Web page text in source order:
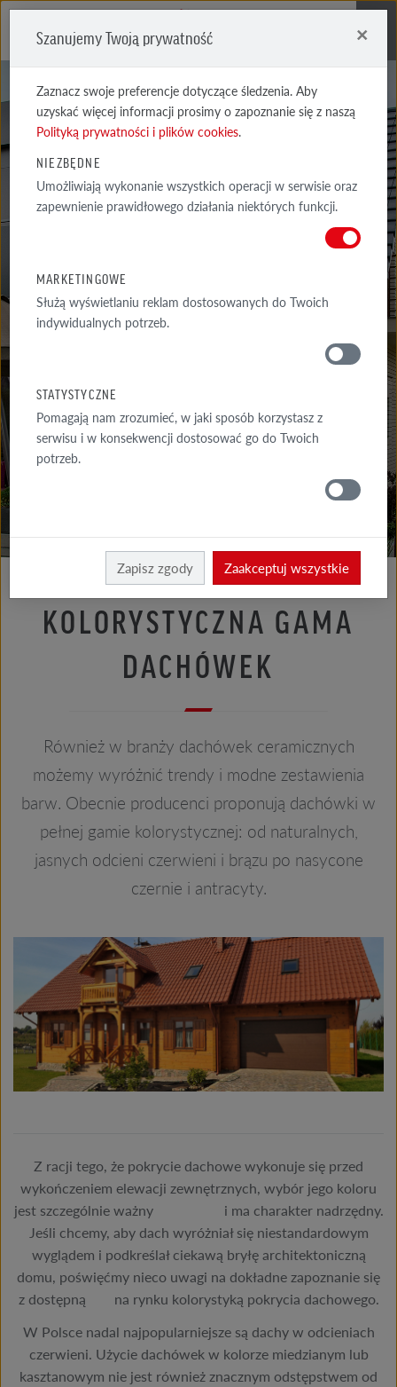
PORADY
PORADY
ELEWACJA
KOLORYSTYCZNA GAMA
DACHÓWEK
Również w branży dachówek ceramicznych
możemy wyróżnić trendy i modne zestawienia
barw. Obecnie producenci proponują dachówki w
pełnej gamie kolorystycznej: od naturalnych,
jasnych odcieni czerwieni i brązu po nasycone
czernie i antracyty.
Z racji tego, że pokrycie dachowe wykonuje się przed
wykończeniem elewacji zewnętrznych, wybór jego koloru
jest szczególnie ważny i ma charakter nadrzędny.
Jeśli chcemy, aby dach wyróżniał się niestandardowym
wyglądem i podkreślał ciekawą bryłę architektoniczną
domu, poświęćmy nieco uwagi na dokładne zapoznanie się
z dostępną na rynku kolorystyką pokrycia dachowego.
W Polsce nadal najpopularniejsze są dachy w odcieniach
czerwieni. Użycie dachówek w kolorze miedzianym lub
kasztanowym nie jest również znacznym odstępstwem od
Szanujemy Twoją prywatność ×
Zaznacz swoje preferencje dotyczące śledzenia. Aby
uzyskać więcej informacji prosimy o zapoznanie się z naszą
Polityką prywatności i plików cookies.
NIEZBĘDNE
Umożliwiają wykonanie wszystkich operacji w serwisie oraz
zapewnienie prawidłowego działania niektórych funkcji.
MARKETINGOWE
Służą wyświetlaniu reklam dostosowanych do Twoich
indywidualnych potrzeb.
STATYSTYCZNE
Pomagają nam zrozumieć, w jaki sposób korzystasz z
serwisu i w konsekwencji dostosować go do Twoich
potrzeb.
Zapisz zgody Zaakceptuj wszystkie